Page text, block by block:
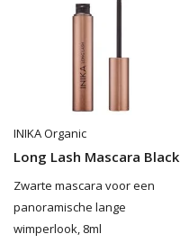
INIKA Organic
Long Lash Mascara Black
Zwarte mascara voor een
panoramische lange
wimperlook, 8ml